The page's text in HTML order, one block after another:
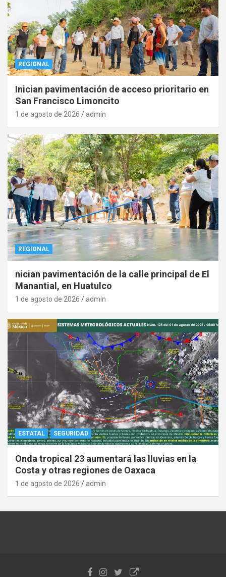
REGIONAL
Inician pavimentación de acceso prioritario en
San Francisco Limoncito
1 de agosto de 2026 admin
REGIONAL
nician pavimentación de la calle principal de El
Manantial, en Huatulco
1 de agosto de 2026 admin
ESTATAL SEGURIDAD
Onda tropical 23 aumentará las lluvias en la
Costa y otras regiones de Oaxaca
1 de agosto de 2026 admin